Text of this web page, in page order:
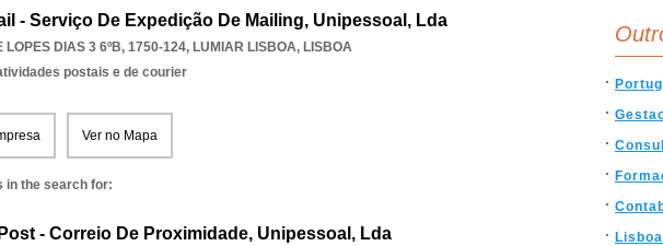
- Serviço De Expedição De Mailing, Unipessoal, Lda
LOPES DIAS 3 6ºB, 1750-124, LUMIAR LISBOA, LISBOA
postais e de courier
Ver no Mapa
in the search for:
- Correio De Proximidade, Unipessoal, Lda
Lisboa